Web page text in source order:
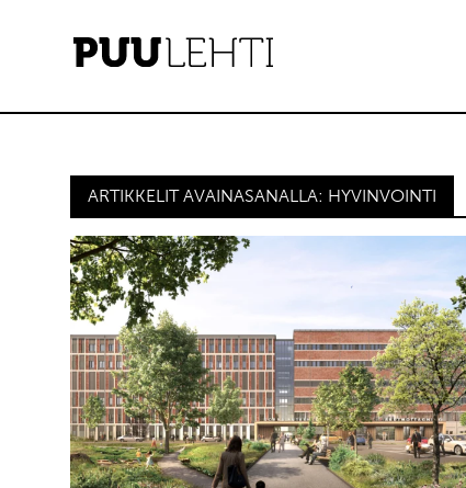
ARTIKKELIT AVAINASANALLA: HYVINVOINTI